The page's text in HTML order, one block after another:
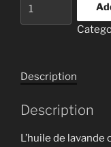
Description
Description
L’huile de